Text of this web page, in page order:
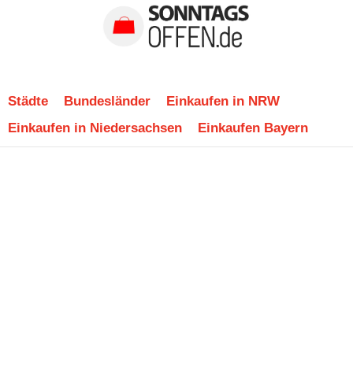
Städte Bundesländer
Einkaufen in NRW
Einkaufen in Niedersachsen
Einkaufen Bayern